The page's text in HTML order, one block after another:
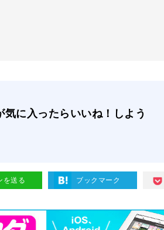
気に入ったらいいね！しよう
を送る ブックマーク